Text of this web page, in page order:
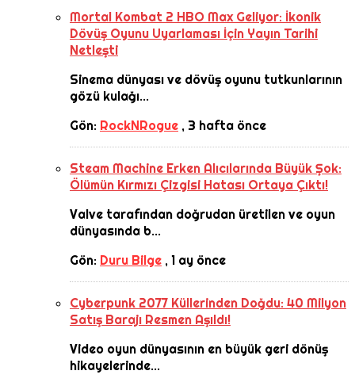
Mortal Kombat 2 HBO Max Geliyor: İkonik
Dövüş Oyunu Uyarlaması İçin Yayın Tarihi
Netleşti
Sinema dünyası ve dövüş oyunu tutkunlarının
gözü kulağı...
Gön: RockNRogue , 3 hafta önce
Steam Machine Erken Alıcılarında Büyük Şok:
Ölümün Kırmızı Çizgisi Hatası Ortaya Çıktı!
Valve tarafından doğrudan üretilen ve oyun
dünyasında b...
Gön: Duru Bilge ,1 ay önce
Cyberpunk 2077 Küllerinden Doğdu: 40 Milyon
Satış Barajı Resmen Aşıldı!
Video oyun dünyasının en büyük geri dönüş
hikayelerinde...